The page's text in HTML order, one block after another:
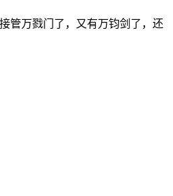
管万戮门了，又有万钧剑了，还